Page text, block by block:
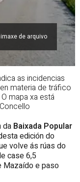
de arquivo
as incidencias
materia de tráfico
mapa xa está
da Baixada Popular
edición do
volve ás rúas do
case 6,5
Mazaído e paso